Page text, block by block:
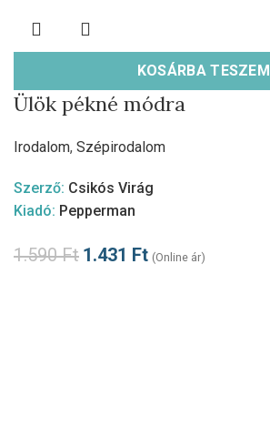
KOSÁRBA TESZEM
Ülök pékné módra
Irodalom, Szépirodalom
Szerző: Csikós Virág
Kiadó: Pepperman
1.590Ft 1.431 Ft (Online ár)